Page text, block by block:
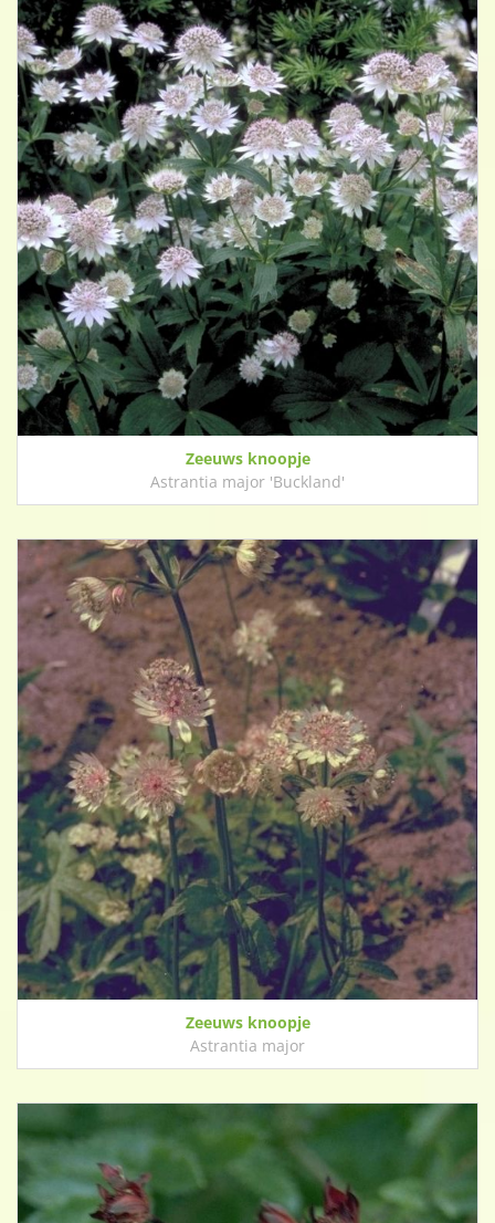
Zeeuws knoopje
Astrantia major 'Buckland'
Zeeuws knoopje
Astrantia major